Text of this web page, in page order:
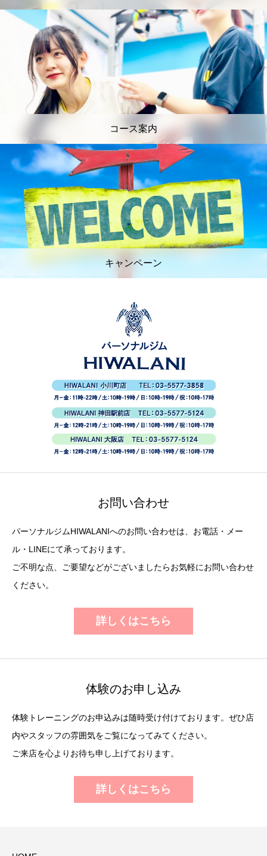
コース案内
キャンペーン
お問い合わせ
パーソナルジムHIWALANIへのお問い合わせは、お電話・メー
ル・LINEにて承っております。
ご不明な点、ご要望などがございましたらお気軽にお問い合わせ
ください。
詳しくはこちら
体験のお申し込み
体験トレーニングのお申込みは随時受け付けております。ぜひ店
内やスタッフの雰囲気をご覧になってみてください。
ご来店を心よりお待ち申し上げております。
詳しくはこちら